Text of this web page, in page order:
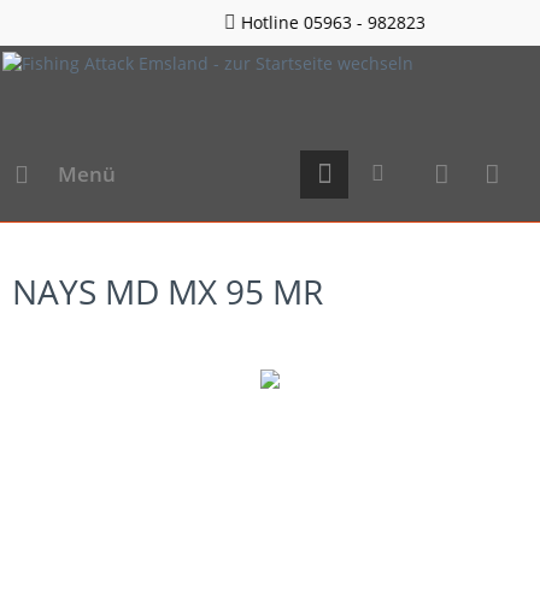
Hotline 05963 - 982823
Menü
NAYS MD MX 95 MR